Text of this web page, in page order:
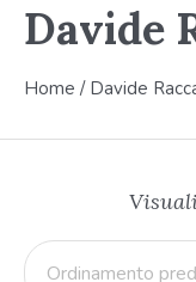
Davide
Home / Davide